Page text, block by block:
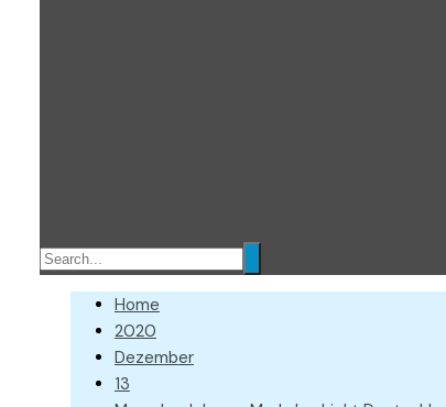
Home
2020
Dezember
13